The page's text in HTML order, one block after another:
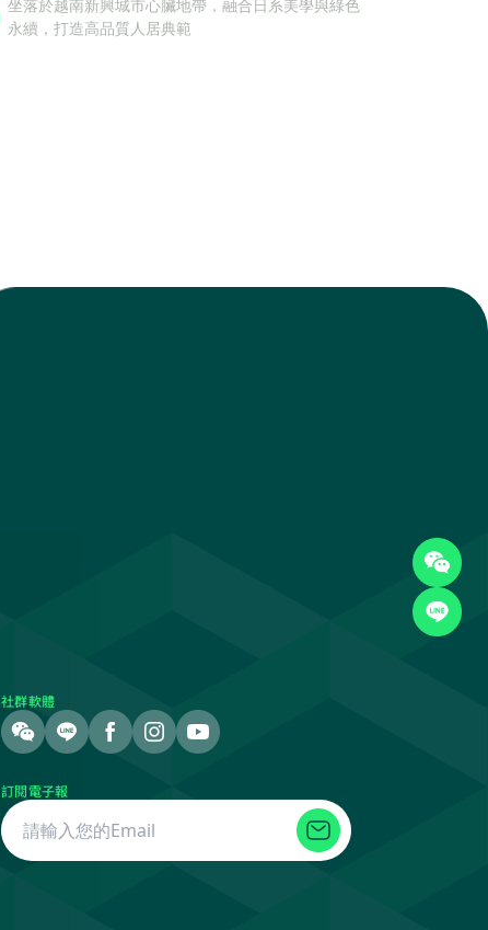
坐落於越南新興城市心臟地帶，融合日系美學與綠色
永續，打造高品質人居典範
社群軟體
訂閱電子報